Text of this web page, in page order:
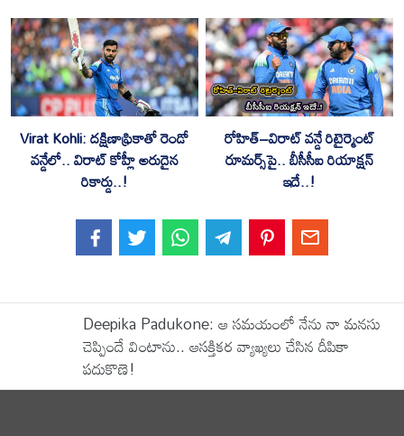
Virat Kohli: దక్షిణాఫ్రికాతో రెండో
వన్డేలో.. విరాట్ కోహ్లీ అరుదైన
రికార్డు..!
రోహిత్–విరాట్ వన్డే రిటైర్మెంట్
రూమర్స్‌పై.. బీసీసీఐ రియాక్షన్
ఇదే..!
Deepika Padukone: ఆ సమయంలో నేను నా మనసు
చెప్పిందే వింటాను.. ఆసక్తికర వ్యాఖ్యలు చేసిన దీపికా
పదుకొణె!